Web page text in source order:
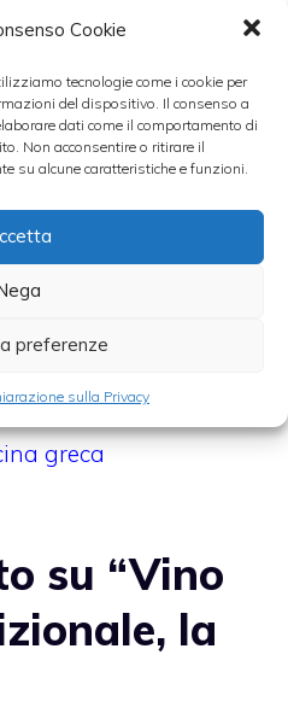
Cookie
tecnologie come i cookie per
del dispositivo. Il consenso a
dati come il comportamento di
Non acconsentire o ritirare il
su alcune caratteristiche e funzioni.
preferenze
sulla Privacy
il
bianco dolce
della
Campania
- Caparra &
,vini bianchi
greca
su “Vino
la